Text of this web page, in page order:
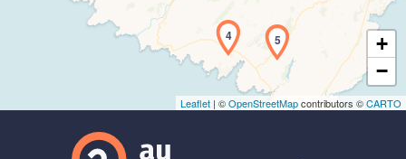
4 5
+
−
Leaflet | ©OpenStreetMapcontributors ©CARTO